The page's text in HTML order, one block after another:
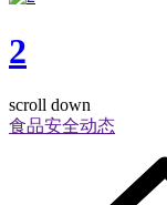
2
scroll down
食品安全动态